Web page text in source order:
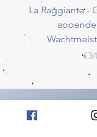
La Raggiante -